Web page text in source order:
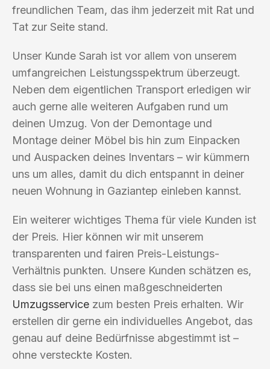
freundlichen Team, das ihm jederzeit mit Rat und
Tat zur Seite stand.
Unser Kunde Sarah ist vor allem von unserem
umfangreichen Leistungsspektrum überzeugt.
Neben dem eigentlichen Transport erledigen wir
auch gerne alle weiteren Aufgaben rund um
deinen Umzug. Von der Demontage und
Montage deiner Möbel bis hin zum Einpacken
und Auspacken deines Inventars – wir kümmern
uns um alles, damit du dich entspannt in deiner
neuen Wohnung in Gaziantep einleben kannst.
Ein weiterer wichtiges Thema für viele Kunden ist
der Preis. Hier können wir mit unserem
transparenten und fairen Preis-Leistungs-
Verhältnis punkten. Unsere Kunden schätzen es,
dass sie bei uns einen maßgeschneiderten
Umzugsservice zum besten Preis erhalten. Wir
erstellen dir gerne ein individuelles Angebot, das
genau auf deine Bedürfnisse abgestimmt ist –
ohne versteckte Kosten.